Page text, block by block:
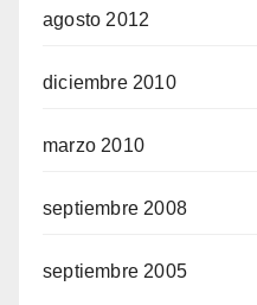
agosto 2012
diciembre 2010
marzo 2010
septiembre 2008
septiembre 2005